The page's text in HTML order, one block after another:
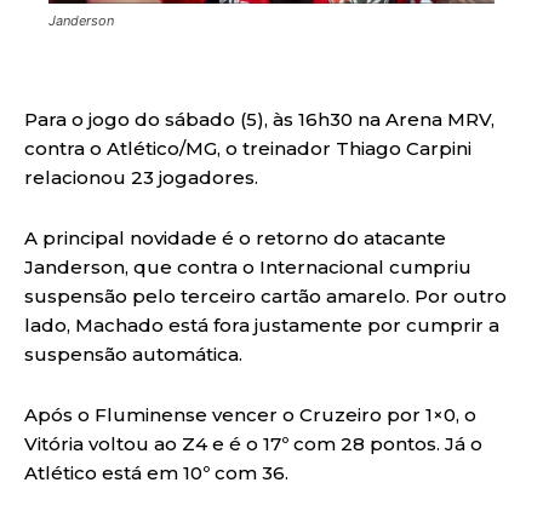
Janderson
Para o jogo do sábado (5), às 16h30 na Arena MRV,
contra o Atlético/MG, o treinador Thiago Carpini
relacionou 23 jogadores.
A principal novidade é o retorno do atacante
Janderson, que contra o Internacional cumpriu
suspensão pelo terceiro cartão amarelo. Por outro
lado, Machado está fora justamente por cumprir a
suspensão automática.
Após o Fluminense vencer o Cruzeiro por 1×0, o
Vitória voltou ao Z4 e é o 17º com 28 pontos. Já o
Atlético está em 10º com 36.